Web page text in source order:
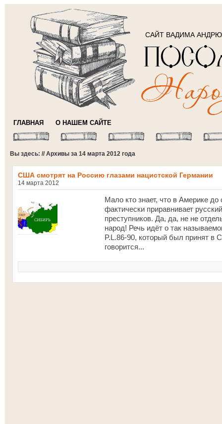
САЙТ ВАДИМА
ГЛАВНАЯ О НАШЕМ САЙТЕ
Вы здесь: // Архивы за 14 марта 2012 года
США смотрят на Россию глазами нацистской Германии
14 марта 2012
Мало кто знает, что в Америке до
фактически приравнивает
преступников. Да, да, не не
народ! Речь идёт о так
P.L.86-90, который был принят в
говорится...